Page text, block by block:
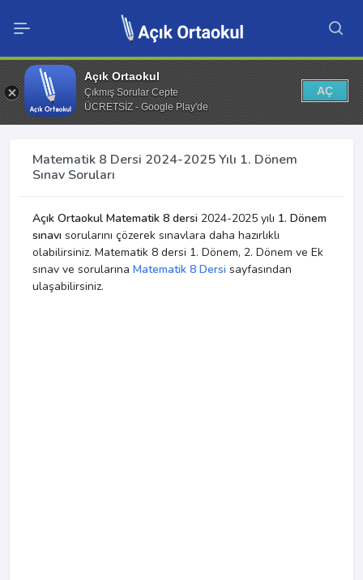
Açık Ortaokul
Çıkmış Sorular Cepte
ÜCRETSİZ - Google Play'de
AÇ
Matematik 8 Dersi 2024-2025 Yılı 1. Dönem
Sınav Soruları
Açık Ortaokul Matematik 8 dersi 2024-2025 yılı 1. Dönem
sınavı sorularını çözerek sınavlara daha hazırlıklı
olabilirsiniz. Matematik 8 dersi 1. Dönem, 2. Dönem ve Ek
sınav ve sorularına Matematik 8 Dersi sayfasından
ulaşabilirsiniz.